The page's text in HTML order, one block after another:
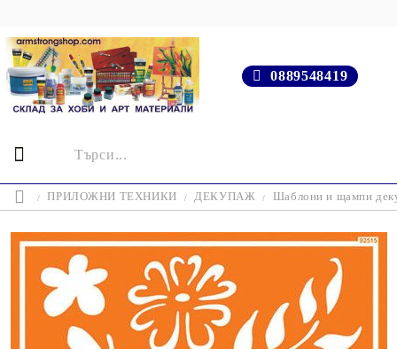
0889548419
ПРИЛОЖНИ ТЕХНИКИ ДЕКУПАЖ Шаблони и щампи